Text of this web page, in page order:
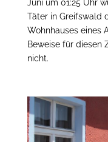
Juni um 01:25 Uhr
Täter in Greifswald
Wohnhauses eines
Beweise für diesen
nicht.